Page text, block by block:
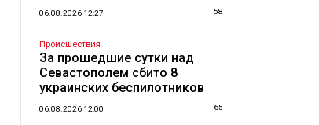
06.08.2026 12:27 58
Происшествия
За прошедшие сутки над
Севастополем сбито 8
украинских беспилотников
06.08.2026 12:00 65